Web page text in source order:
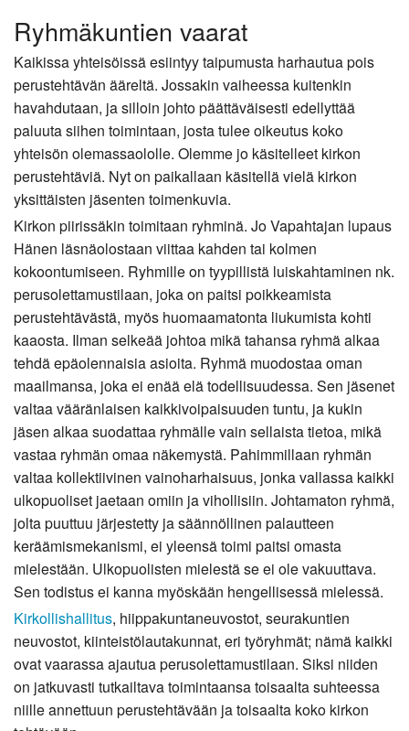
Ryhmäkuntien vaarat
Kaikissa yhteisöissä esiintyy taipumusta harhautua pois
perustehtävän ääreltä. Jossakin vaiheessa kuitenkin
havahdutaan, ja silloin johto päättäväisesti edellyttää
paluuta siihen toimintaan, josta tulee oikeutus koko
yhteisön olemassaololle. Olemme jo käsitelleet kirkon
perustehtäviä. Nyt on paikallaan käsitellä vielä kirkon
yksittäisten jäsenten toimenkuvia.
Kirkon piirissäkin toimitaan ryhminä. Jo Vapahtajan lupaus
Hänen läsnäolostaan viittaa kahden tai kolmen
kokoontumiseen. Ryhmille on tyypillistä luiskahtaminen nk.
perusolettamustilaan, joka on paitsi poikkeamista
perustehtävästä, myös huomaamatonta liukumista kohti
kaaosta. Ilman selkeää johtoa mikä tahansa ryhmä alkaa
tehdä epäolennaisia asioita. Ryhmä muodostaa oman
maailmansa, joka ei enää elä todellisuudessa. Sen jäsenet
valtaa vääränlaisen kaikkivoipaisuuden tuntu, ja kukin
jäsen alkaa suodattaa ryhmälle vain sellaista tietoa, mikä
vastaa ryhmän omaa näkemystä. Pahimmillaan ryhmän
valtaa kollektiivinen vainoharhaisuus, jonka vallassa kaikki
ulkopuoliset jaetaan omiin ja vihollisiin. Johtamaton ryhmä,
jolta puuttuu järjestetty ja säännöllinen palautteen
keräämismekanismi, ei yleensä toimi paitsi omasta
mielestään. Ulkopuolisten mielestä se ei ole vakuuttava.
Sen todistus ei kanna myöskään hengellisessä mielessä.
Kirkollishallitus, hiippakuntaneuvostot, seurakuntien
neuvostot, kiinteistölautakunnat, eri työryhmät; nämä kaikki
ovat vaarassa ajautua perusolettamustilaan. Siksi niiden
on jatkuvasti tutkailtava toimintaansa toisaalta suhteessa
niille annettuun perustehtävään ja toisaalta koko kirkon